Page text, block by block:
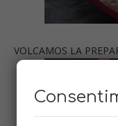
VOLCAMOS LA